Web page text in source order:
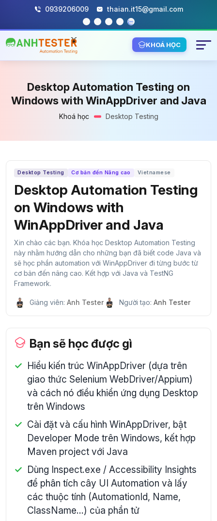
0939206009 thaian.it15@gmail.com
KHOÁ HỌC
Desktop Automation Testing on
Windows with WinAppDriver and Java
Khoá học Desktop Testing
Desktop Testing Cơ bản đến Nâng cao Vietnamese
Desktop Automation Testing
on Windows with
WinAppDriver and Java
Xin chào các bạn. Khóa học Desktop Automation Testing
này nhằm hướng dẫn cho những bạn đã biết code Java và
sẽ học phần automation với WinAppDriver đi từng bước từ
cơ bản đến nâng cao. Kết hợp với Java và TestNG
Framework.
Giảng viên: Anh Tester Người tạo: Anh Tester
Bạn sẽ học được gì
Hiểu kiến trúc WinAppDriver (dựa trên
giao thức Selenium WebDriver/Appium)
và cách nó điều khiển ứng dụng Desktop
trên Windows
Cài đặt và cấu hình WinAppDriver, bật
Developer Mode trên Windows, kết hợp
Maven project với Java
Dùng Inspect.exe / Accessibility Insights
để phân tích cây UI Automation và lấy
các thuộc tính (AutomationId, Name,
ClassName...) của phần tử